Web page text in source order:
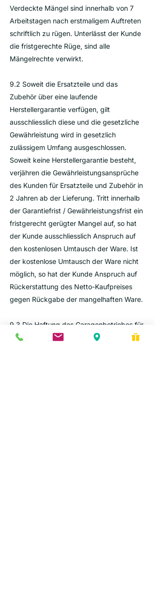
Verdeckte Mängel sind innerhalb von 7
Arbeitstagen nach erstmaligem Auftreten
schriftlich zu rügen. Unterlässt der Kunde
die fristgerechte Rüge, sind alle
Mängelrechte verwirkt.
9.2 Soweit die Ersatzteile und das
Zubehör über eine laufende
Herstellergarantie verfügen, gilt
ausschliesslich diese und die gesetzliche
Gewährleistung wird in gesetzlich
zulässigem Umfang ausgeschlossen.
Soweit keine Herstellergarantie besteht,
verjähren die Gewährleistungsansprüche
des Kunden für Ersatzteile und Zubehör in
2 Jahren ab der Lieferung. Tritt innerhalb
der Garantiefrist / Gewährleistungsfrist ein
fristgerecht gerügter Mangel auf, so hat
der Kunde ausschliesslich Anspruch auf
den kostenlosen Umtausch der Ware. Ist
der kostenlose Umtausch der Ware nicht
möglich, so hat der Kunde Anspruch auf
Rückerstattung des Netto-Kaufpreises
gegen Rückgabe der mangelhaften Ware.
9.3 Die Haftung des Garagenbetriebes für
indirekte Schäden oder Folgeschäden,